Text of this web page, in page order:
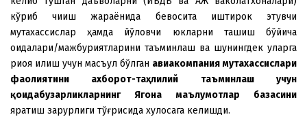
кўриб чиқиш жараёнида бевосита иштирок этувчи
мутаxассислар ҳамда йўловчи юкларни ташиш бўйича
қоидалари/мажбуриятларини таъминлаш ва шунингдек уларга
риоя қилиш учун масъул бўлган авиакомпания мутаxассислари
фаолиятини аxборот-таҳлилий таъминлаш учун
қоидабузарликларнинг Ягона маълумотлар базасини
яратиш зарурлиги тўғрисида xулосага келишди.